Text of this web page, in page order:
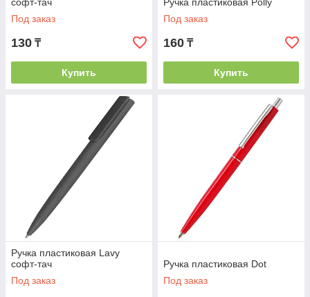
Под заказ
130 ₸
Купить
Под заказ
160 ₸
Купить
Ручка пластиковая Lavy
софт-тач
Под заказ
Ручка пластиковая Dot
Под заказ